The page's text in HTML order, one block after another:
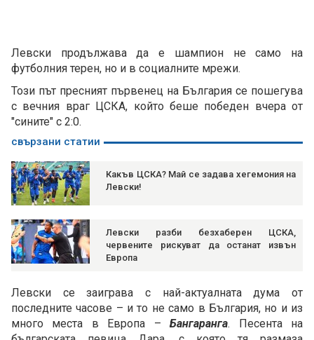
Левски продължава да е шампион не само на
футболния терен, но и в социалните мрежи.
Този път пресният първенец на България се пошегува
с вечния враг ЦСКА, който беше победен вчера от
"сините" с 2:0.
свързани статии
Какъв ЦСКА? Май се задава хегемония на
Левски!
Левски разби безхаберен ЦСКА,
червените рискуват да останат извън
Европа
Левски се заиграва с най-актуалната дума от
последните часове – и то не само в България, но и из
много места в Европа –Бангаранга. Песента на